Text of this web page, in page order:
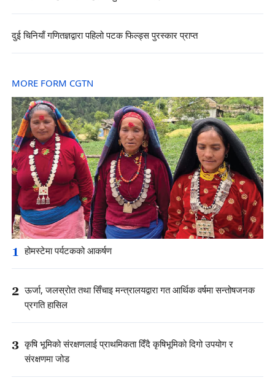
दुई चिनियाँ गणितज्ञद्वारा पहिलो पटक फिल्ड्स पुरस्कार प्राप्त
MORE FORM CGTN
1 होमस्टेमा पर्यटकको आकर्षण
2 ऊर्जा, जलस्रोत तथा सिँचाइ मन्त्रालयद्वारा गत आर्थिक वर्षमा सन्तोषजनक
प्रगति हासिल
3 कृषि भूमिको संरक्षणलाई प्राथमिकता दिँदै कृषिभूमिको दिगो उपयोग र
संरक्षणमा जोड